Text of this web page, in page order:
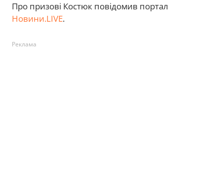
Про призові Костюк повідомив портал
Новини.LIVE.
Реклама